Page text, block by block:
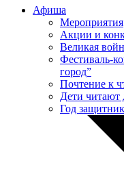
Афиша
Мероприятия
Акции и
Великая
Фестиваль-
город”
Почтение к
Дети читают
Год